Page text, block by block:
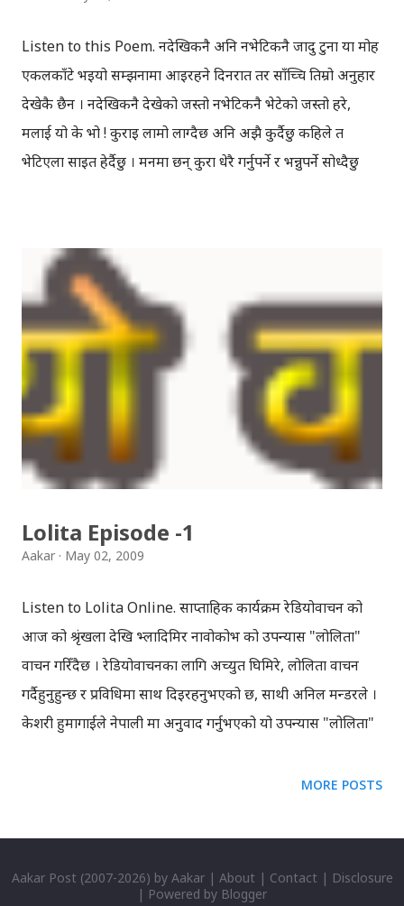
Listen to this Poem. नदेखिकनै अनि नभेटिकनै जादु टुना या मोह
एकलकाँटे भइयो सम्झनामा आइरहने दिनरात तर साँच्चि तिम्रो अनुहार
देखेकै छैन । नदेखिकनै देखेको जस्तो नभेटिकनै भेटेको जस्तो हरे,
मलाई यो के भो ! कुराइ लामो लाग्दैछ अनि अझै कुर्दैछु कहिले त
भेटिएला साइत हेर्दैछु । मनमा छन् कुरा धेरै गर्नुपर्ने र भन्नुपर्ने सोध्दैछु
अरुलाई उडन्ते कथा जस्तो मेरो मगज सन्केजस्तो तर हैन, नदेखिकनै
देखेको जस्तो नभेटिकनै भेटेको जस्तो हरे, मलाई यो के भो ! -माथिको
अडियो डाउनलोड गर्नुहोस् ।
Lolita Episode -1
Aakar May 02, 2009
Listen to Lolita Online. साप्ताहिक कार्यक्रम रेडियोवाचन को
आज को श्रृंखला देखि भ्लादिमिर नावोकोभ को उपन्यास "लोलिता"
वाचन गरिँदैछ । रेडियोवाचनका लागि अच्युत घिमिरे, लोलिता वाचन
गर्दैहुनुहुन्छ र प्रविधिमा साथ दिइरहनुभएको छ, साथी अनिल मन्डरले ।
केशरी हुमागाईले नेपाली मा अनुवाद गर्नुभएको यो उपन्यास "लोलिता"
व्यस्तताको कारण, यस श्रृखंला को बारे लेख्न अहिले असमर्थ छु ।
चाहन्छौँ । यहाँहरुले आफ्ना प्रतिक्रियाहरु सिधै अच्युत घिमिरेलाई
रहनुहोला रेडियोवाचन, धन्यवाद !
MORE POSTS
Aakar Post (2007-2026) by Aakar| About | Contact | Disclosure
| Powered by Blogger